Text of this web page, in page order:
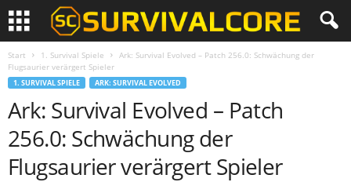
Start 1. Survival Spiele
Ark: Survival Evolved – Patch 256.0: Schwächung der
Flugsaurier verärgert Spieler
1. SURVIVAL SPIELE ARK: SURVIVAL EVOLVED
Ark: Survival Evolved – Patch
256.0: Schwächung der
Flugsaurier verärgert Spieler